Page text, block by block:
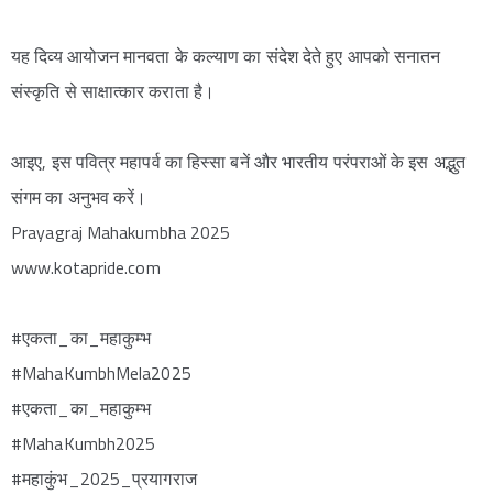
यह दिव्य आयोजन मानवता के कल्याण का संदेश देते हुए आपको सनातन
संस्कृति से साक्षात्कार कराता है।
आइए, इस पवित्र महापर्व का हिस्सा बनें और भारतीय परंपराओं के इस अद्भुत
संगम का अनुभव करें।
Prayagraj Mahakumbha 2025
www.kotapride.com
#एकता_का_महाकुम्भ
#MahaKumbhMela2025
#एकता_का_महाकुम्भ
#MahaKumbh2025
#महाकुंभ_2025_प्रयागराज